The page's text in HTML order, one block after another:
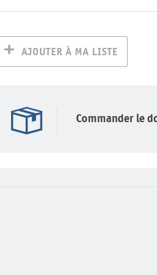
AJOUTER À MA LISTE
Commander le